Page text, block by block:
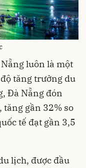
luôn là một
tăng trưởng du
Đà Nẵng đón
gần 32% so
tế đạt gần 3,5
lịch, được đầu